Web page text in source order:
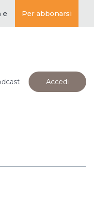
·BUDDISMO
Per abbonarsi
Accedi